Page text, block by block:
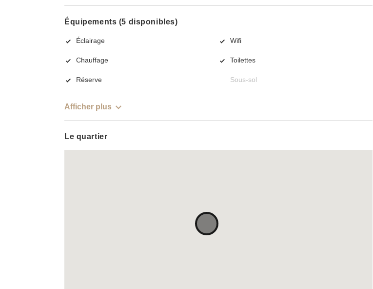
Équipements (5 disponibles)
Éclairage Wifi
Chauffage Toilettes
Réserve Sous-sol
Afficher plus
Le quartier